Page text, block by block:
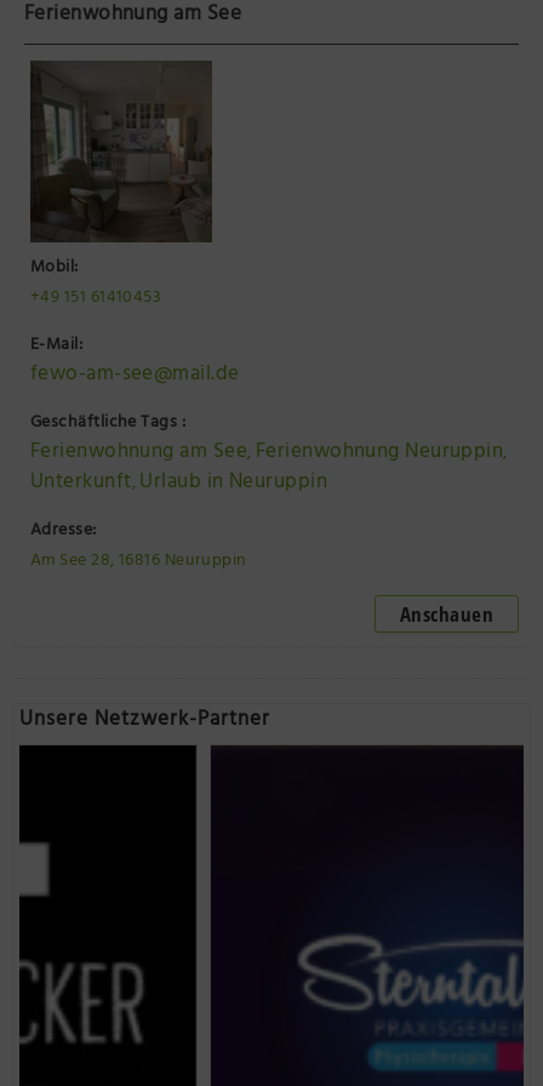
Präsenzstelle Prignitz Standort Neuruppin
Museum Neuruppin
Brandenburg-Preußen Museum Wustrau
Wegemuseum Wusterhausen/Dosse
Ferienwohnung am See
Mobil:
+49 151 61410453
E-Mail:
fewo-am-see@mail.de
Geschäftliche Tags :
Ferienwohnung am See, Ferienwohnung Neuruppin,
Unterkunft,Urlaub in Neuruppin
Adresse:
Am See 28, 16816 Neuruppin
Anschauen
Unsere Netzwerk-Partner